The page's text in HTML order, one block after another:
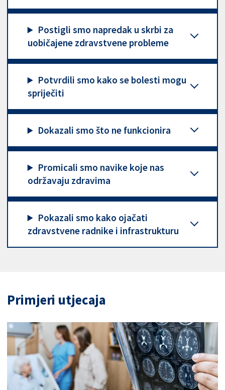
Postigli smo napredak u skrbi za
uobičajene zdravstvene probleme
Potvrdili smo kako se bolesti mogu
spriječiti
Dokazali smo što ne funkcionira
Promicali smo navike koje nas
održavaju zdravima
Pokazali smo kako ojačati
zdravstvene radnike i infrastrukturu
Primjeri utjecaja